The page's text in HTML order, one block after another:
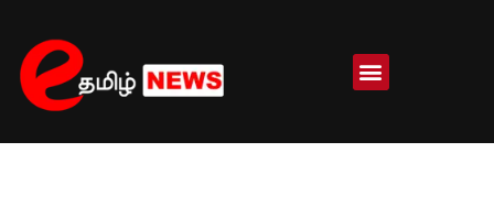
Skip
to
content